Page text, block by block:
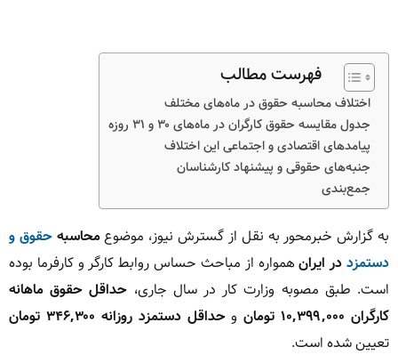
فهرست مطالب
اختلاف محاسبه حقوق در ماه‌های مختلف
جدول مقایسه حقوق کارگران در ماه‌های ۳۰ و ۳۱ روزه
پیامدهای اقتصادی و اجتماعی این اختلاف
جنبه‌های حقوقی و پیشنهاد کارشناسان
جمع‌بندی
به گزارش خبرمحور به نقل از گسترش نیوز، موضوعمحاسبهحقوق و
دستمزددر ایرانهمواره از مباحث حساس روابط کارگر و کارفرما بوده
است. طبق مصوبه وزارت کار در سال جاری، حداقل حقوق ماهانه
کارگران ۱۰,۳۹۹,۰۰۰ تومان
وحداقل دستمزد روزانه ۳۴۶,۳۰۰ تومان
تعیین شده است.